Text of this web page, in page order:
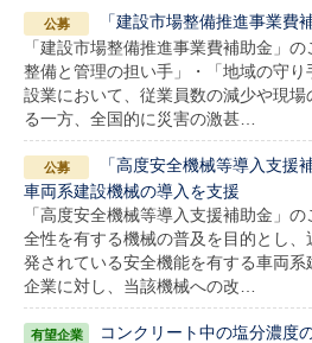
「建設市場整備推進事業費
「建設市場整備推進事業費補助金」
整備と管理の担い手」・「地域の守
設業において、従業員数の減少や現
る一方、全国的に災害の激甚…
「高度安全機械等導入支援
車両系建設機械の導入を支援
「高度安全機械等導入支援補助金」
全性を有する機械の普及を目的とし
発されている安全機能を有する車両
企業に対し、当該機械への改…
コンクリート中の塩分濃度